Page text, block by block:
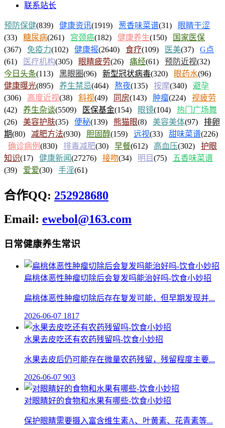
联系站长
预防保健(839) 健康资讯(1919) 葱香味菜谱(31)
眼睛干涩
(33) 糖尿病(261) 宫颈癌(182) 健康养生(150)
国家医保
(367) 免疫力(102) 健康报(2640) 食疗(109) 医美(37) G点
(61)
医疗机构(305) 眼睛疲劳(26) 痛经(61) 预防近视(32)
今日头条(113) 黑眼圈(96) 新型冠状病毒(320) 眼药水(96)
健康曝光(895) 养生禁忌(464) 熬夜(135) 按摩(340) 避孕
(306) 高度近视(38) 斜视(49) 同房(143) 肿瘤(224) 视疲劳
(42) 养生杂谈(5509) 医保基金(154) 眼镜(104) 热门广场舞
(26) 美容护肤(35) 便秘(139) 熊猫眼(8) 美容美体(97) 排卵
期(80) 减肥方法(930) 胆固醇(159) 远视(33) 甜味菜谱(226)
确诊病例 (830) 排毒减肥(30) 早餐(612) 高血压(302) 护眼
知识(17) 健康新闻(27276) 接吻(34) 明目 (75)
五香味菜谱
(39) 爱爱(30) 手淫(61)
合作QQ: 252928680
Email: ewebol@163.com
日常健康养生常识
扁桃体恶性肿瘤切除后会复发吗能治好吗-饮食小妙招
扁桃体恶性肿瘤切除后存在复发可能，但早期发现并...
2026-06-07 1817
水果去皮吃还有农药残留吗-饮食小妙招
水果去皮后仍可能存在微量农药残留，残留程度主要...
2026-06-07 903
对眼睛好的食物和水果有哪些-饮食小妙招
保护眼睛需要摄入富含维生素A、叶黄素、花青素等...